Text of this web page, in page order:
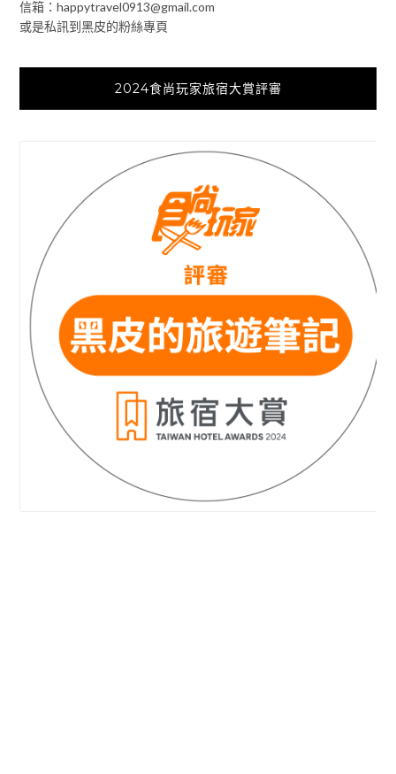
信箱：happytravel0913@gmail.com
或是私訊到黑皮的粉絲專頁
2024食尚玩家旅宿大賞評審